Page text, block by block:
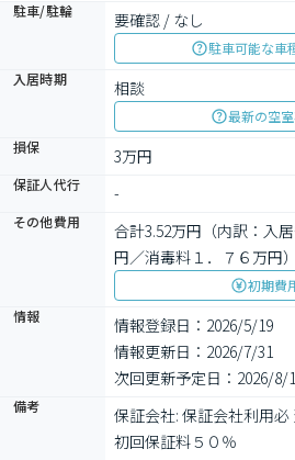
駐車/駐輪 要確認 / なし
駐車可能な車
入居時期
相談
最新の空
損保
3万円
保証人代行 -
その他費用
合計3.52万円（内訳：入
円／消毒料１．７６万円）
初期費
情報
情報登録日：2026/5/19
情報更新日：2026/7/31
次回更新予定日：2026/8/
備考
保証会社: 保証会社利用
初回保証料５０％